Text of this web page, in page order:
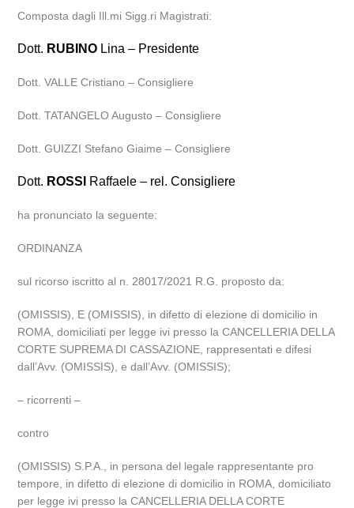
Composta dagli Ill.mi Sigg.ri Magistrati:
Dott. RUBINO Lina – Presidente
Dott. VALLE Cristiano – Consigliere
Dott. TATANGELO Augusto – Consigliere
Dott. GUIZZI Stefano Giaime – Consigliere
Dott. ROSSI Raffaele – rel. Consigliere
ha pronunciato la seguente:
ORDINANZA
sul ricorso iscritto al n. 28017/2021 R.G. proposto da:
(OMISSIS), E (OMISSIS), in difetto di elezione di domicilio in
ROMA, domiciliati per legge ivi presso la CANCELLERIA DELLA
CORTE SUPREMA DI CASSAZIONE, rappresentati e difesi
dall’Avv. (OMISSIS), e dall’Avv. (OMISSIS);
– ricorrenti –
contro
(OMISSIS) S.P.A., in persona del legale rappresentante pro
tempore, in difetto di elezione di domicilio in ROMA, domiciliato
per legge ivi presso la CANCELLERIA DELLA CORTE